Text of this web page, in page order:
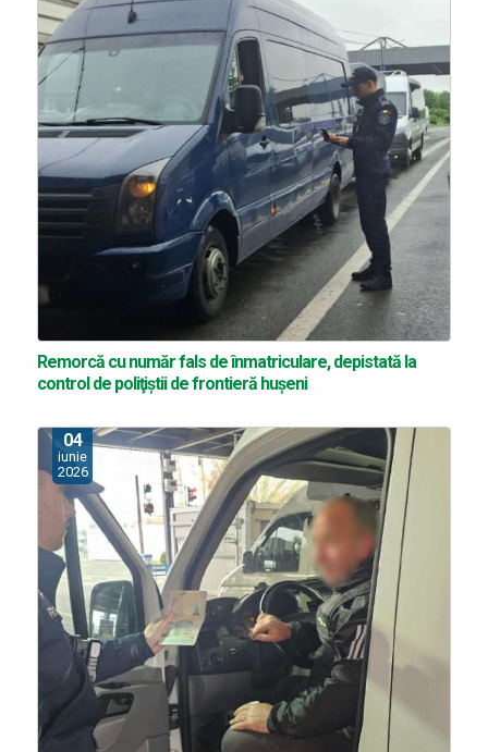
Remorcă cu număr fals de înmatriculare, depistată la
control de poliţiștii de frontieră hușeni
04
iunie
2026